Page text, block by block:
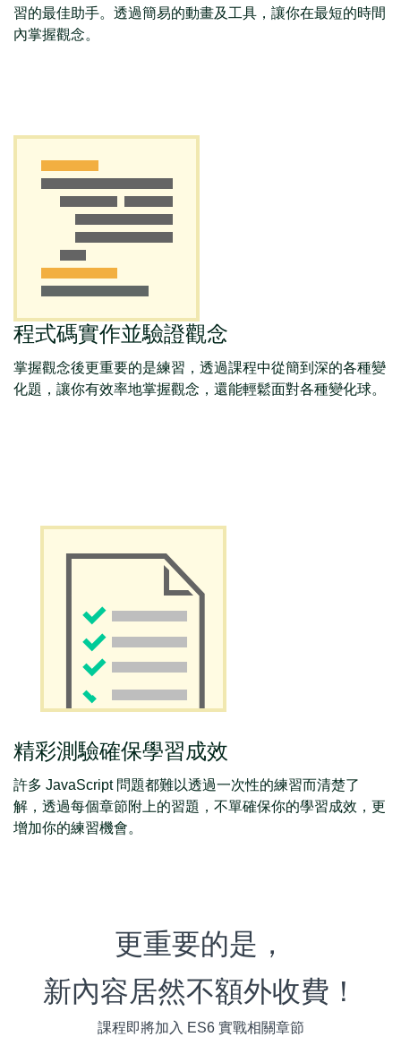
習的最佳助手。透過簡易的動畫及工具，讓你在最短的時間
內掌握觀念。
程式碼實作並驗證觀念
掌握觀念後更重要的是練習，透過課程中從簡到深的各種變
化題，讓你有效率地掌握觀念，還能輕鬆面對各種變化球。
精彩測驗確保學習成效
許多 JavaScript 問題都難以透過一次性的練習而清楚了
解，透過每個章節附上的習題，不單確保你的學習成效，更
增加你的練習機會。
更重要的是，
新內容居然不額外收費！
課程即將加入 ES6 實戰相關章節